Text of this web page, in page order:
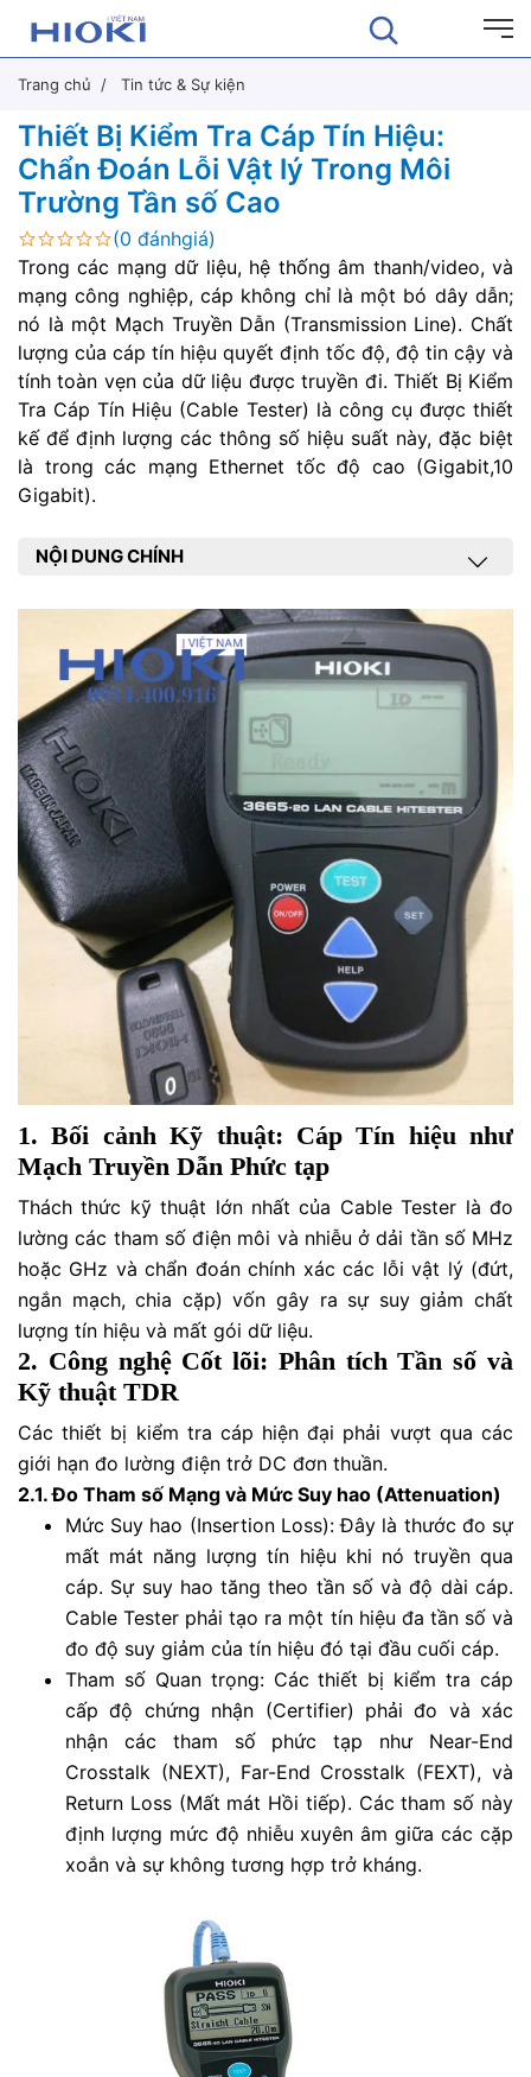
Trang chủ Tin tức & Sự kiện
Thiết Bị Kiểm Tra Cáp Tín Hiệu:
Chẩn Đoán Lỗi Vật lý Trong Môi
Trường Tần số Cao
(0 đánhgiá)
Trong các mạng dữ liệu, hệ thống âm thanh/video, và
mạng công nghiệp, cáp không chỉ là một bó dây dẫn;
nó là một Mạch Truyền Dẫn (Transmission Line). Chất
lượng của cáp tín hiệu quyết định tốc độ, độ tin cậy và
tính toàn vẹn của dữ liệu được truyền đi. Thiết Bị Kiểm
Tra Cáp Tín Hiệu (Cable Tester) là công cụ được thiết
kế để định lượng các thông số hiệu suất này, đặc biệt
là trong các mạng Ethernet tốc độ cao (Gigabit,10
Gigabit).
NỘI DUNG CHÍNH
1. Bối cảnh Kỹ thuật: Cáp Tín hiệu như
Mạch Truyền Dẫn Phức tạp
Thách thức kỹ thuật lớn nhất của Cable Tester là đo
lường các tham số điện môi và nhiễu ở dải tần số MHz
hoặc GHz và chẩn đoán chính xác các lỗi vật lý (đứt,
ngắn mạch, chia cặp) vốn gây ra sự suy giảm chất
lượng tín hiệu và mất gói dữ liệu.
2. Công nghệ Cốt lõi: Phân tích Tần số và
Kỹ thuật TDR
Các thiết bị kiểm tra cáp hiện đại phải vượt qua các
giới hạn đo lường điện trở DC đơn thuần.
2.1. Đo Tham số Mạng và Mức Suy hao (Attenuation)
Mức Suy hao (Insertion Loss): Đây là thước đo sự
mất mát năng lượng tín hiệu khi nó truyền qua
cáp. Sự suy hao tăng theo tần số và độ dài cáp.
Cable Tester phải tạo ra một tín hiệu đa tần số và
đo độ suy giảm của tín hiệu đó tại đầu cuối cáp.
Tham số Quan trọng: Các thiết bị kiểm tra cáp
cấp độ chứng nhận (Certifier) phải đo và xác
nhận các tham số phức tạp như Near-End
Crosstalk (NEXT), Far-End Crosstalk (FEXT), và
Return Loss (Mất mát Hồi tiếp). Các tham số này
định lượng mức độ nhiễu xuyên âm giữa các cặp
xoắn và sự không tương hợp trở kháng.